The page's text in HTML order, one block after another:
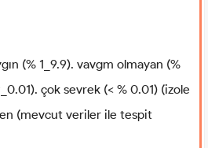
(% 1_9.9). vavgm olmayan (%
çok sevrek (< % 0.01) (izole
(mevcut veriler ile tespit